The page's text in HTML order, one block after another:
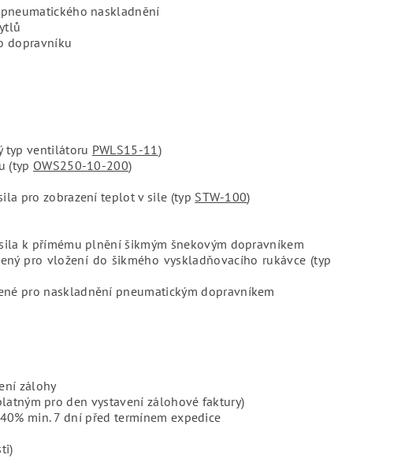
naskladnění
dopravníku
typ ventilátoru PWLS15-11)
(typ OWS250-10-200)
pro zobrazení teplot v sile (typ STW-100)
k přímému plnění šikmým šnekovým dopravníkem
pro vložení do šikmého vyskladňovacího rukávce (typ
pro naskladnění pneumatickým dopravníkem
zálohy
pro den vystavení zálohové faktury)
min. 7 dní před termínem expedice